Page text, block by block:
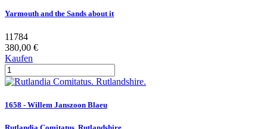
Yarmouth and the Sands about it
11784
380,00 €
Kaufen
1658 - Willem Janszoon Blaeu